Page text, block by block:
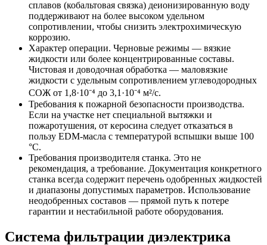
сплавов (кобальтовая связка) деионизированную воду
поддерживают на более высоком удельном
сопротивлении, чтобы снизить электрохимическую
коррозию.
Характер операции. Черновые режимы — вязкие
жидкости или более концентрированные составы.
Чистовая и доводочная обработка — маловязкие
жидкости с удельным сопротивлением углеводородных
СОЖ от 1,8·10⁻⁴ до 3,1·10⁻⁴ м²/с.
Требования к пожарной безопасности производства.
Если на участке нет специальной вытяжки и
пожаротушения, от керосина следует отказаться в
пользу EDM-масла с температурой вспышки выше 100
°C.
Требования производителя станка. Это не
рекомендация, а требование. Документация конкретного
станка всегда содержит перечень одобренных жидкостей
и диапазоны допустимых параметров. Использование
неодобренных составов — прямой путь к потере
гарантии и нестабильной работе оборудования.
Система фильтрации диэлектрика